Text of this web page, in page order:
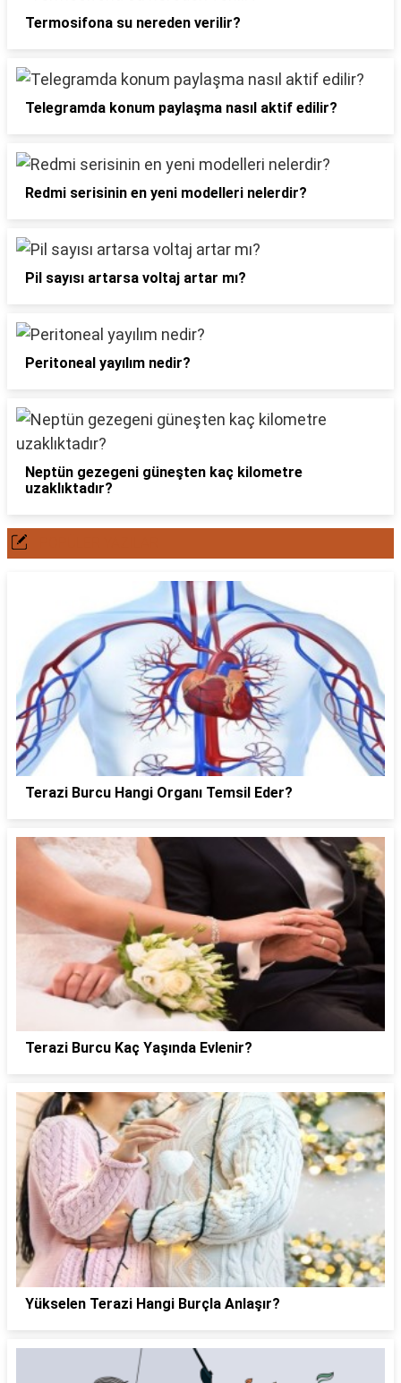
Termosifona su nereden verilir?
Telegramda konum paylaşma nasıl aktif edilir?
Redmi serisinin en yeni modelleri nelerdir?
Pil sayısı artarsa voltaj artar mı?
Peritoneal yayılım nedir?
Neptün gezegeni güneşten kaç kilometre
uzaklıktadır?
Terazi Burcu Hangi Organı Temsil Eder?
Terazi Burcu Kaç Yaşında Evlenir?
Yükselen Terazi Hangi Burçla Anlaşır?